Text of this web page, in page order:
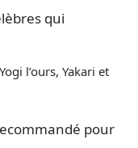
qui
l’ours, Yakari et
pour